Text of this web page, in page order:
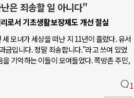
은 죄송할 일 아니다"
로서 기초생활보장제도 개선 절실
모녀가 세상을 떠난 지 11년이 흘렀다. 유서
금입니다. 정말 죄송합니다.”라고 쓰여 있었
기억하는 이들이 모여들었다. 쪽방촌 주민,
1